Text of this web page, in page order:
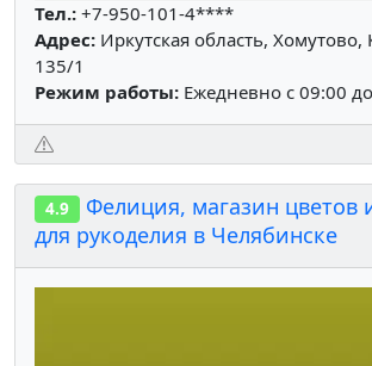
Тел.: +7-950-101-4****
Адрес: Иркутская область, Хомутово,
135/1
Режим работы: Ежедневно с 09:00
4.9
Фелиция, магазин цветов
для рукоделия в Челябинске